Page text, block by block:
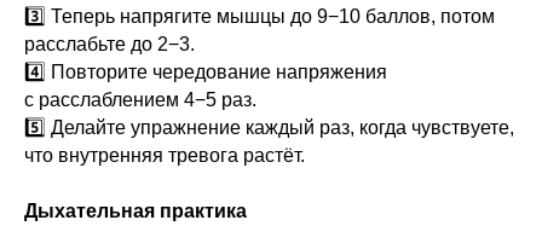
3️⃣ Теперь напрягите мышцы до 9−10 баллов, потом
расслабьте до 2−3.
4️⃣ Повторите чередование напряжения
с расслаблением 4−5 раз.
5️⃣ Делайте упражнение каждый раз, когда чувствуете,
что внутренняя тревога растёт.
Дыхательная практика